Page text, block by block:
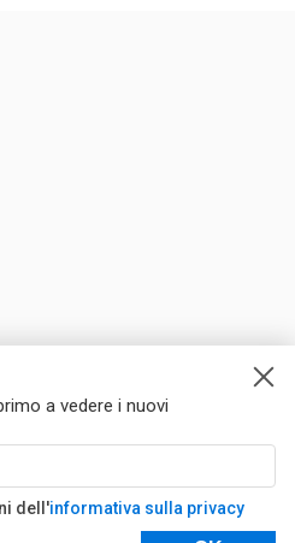
a vedere i nuovi
dell'informativa sulla privacy